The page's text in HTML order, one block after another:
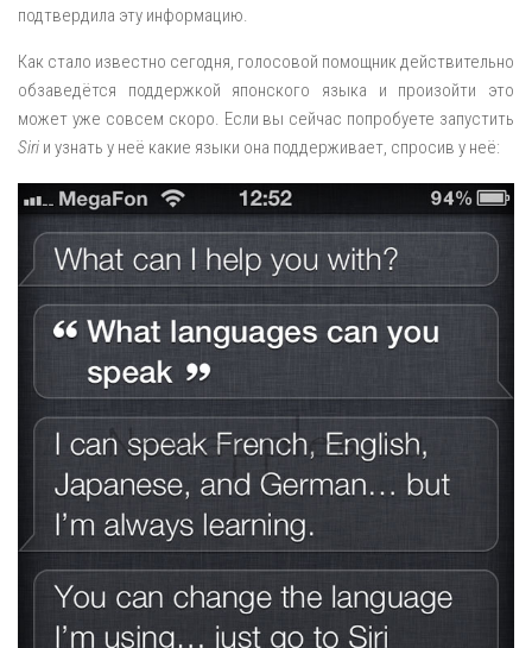
подтвердила эту информацию.
Как стало известно сегодня, голосовой помощник действительно
обзаведётся поддержкой японского языка и произойти это
может уже совсем скоро. Если вы сейчас попробуете запустить
Siri и узнать у неё какие языки она поддерживает, спросив у неё: